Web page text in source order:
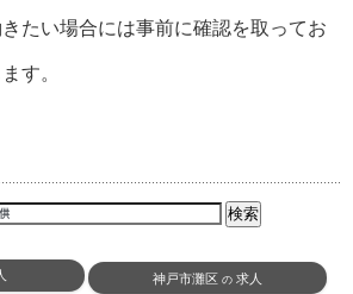
たい場合には事前に確認を取ってお
す。
神戸市灘区 の 求人